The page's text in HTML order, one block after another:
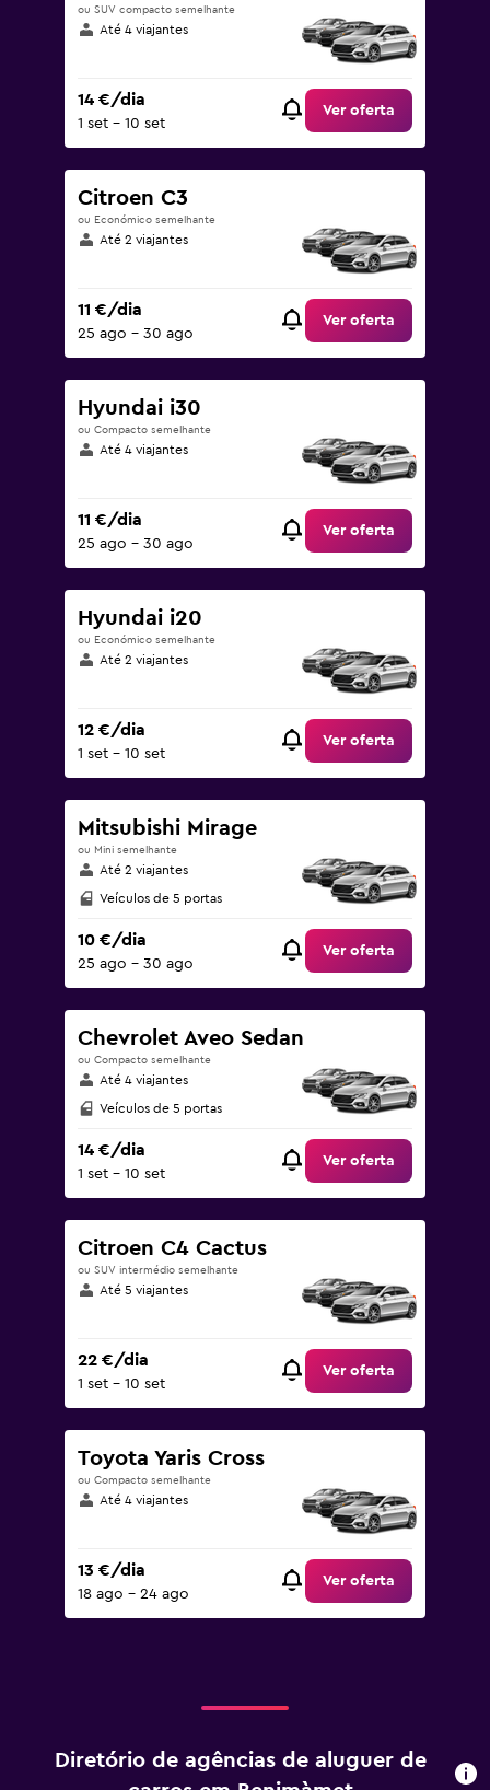
ou SUV compacto semelhante
Até 4 viajantes
14 €/dia
1 set – 10 set
Ver oferta
Citroen C3
ou Económico semelhante
Até 2 viajantes
11 €/dia
25 ago – 30 ago
Ver oferta
Hyundai i30
ou Compacto semelhante
Até 4 viajantes
11 €/dia
25 ago – 30 ago
Ver oferta
Hyundai i20
ou Económico semelhante
Até 2 viajantes
12 €/dia
1 set – 10 set
Ver oferta
Mitsubishi Mirage
ou Mini semelhante
Até 2 viajantes
Veículos de 5 portas
10 €/dia
25 ago – 30 ago
Ver oferta
Chevrolet Aveo Sedan
ou Compacto semelhante
Até 4 viajantes
Veículos de 5 portas
14 €/dia
1 set – 10 set
Ver oferta
Citroen C4 Cactus
ou SUV intermédio semelhante
Até 5 viajantes
22 €/dia
1 set – 10 set
Ver oferta
Toyota Yaris Cross
ou Compacto semelhante
Até 4 viajantes
13 €/dia
18 ago – 24 ago
Ver oferta
Diretório de agências de aluguer de